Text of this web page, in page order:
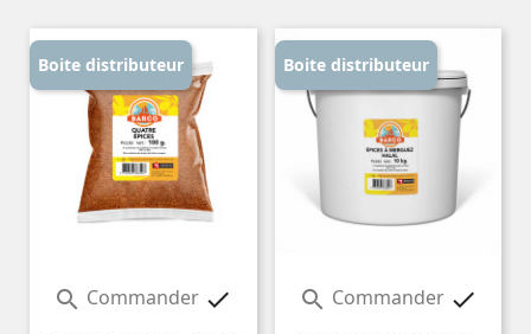
 Commander 
Boite distributeur
 Commander 
Boite distributeur